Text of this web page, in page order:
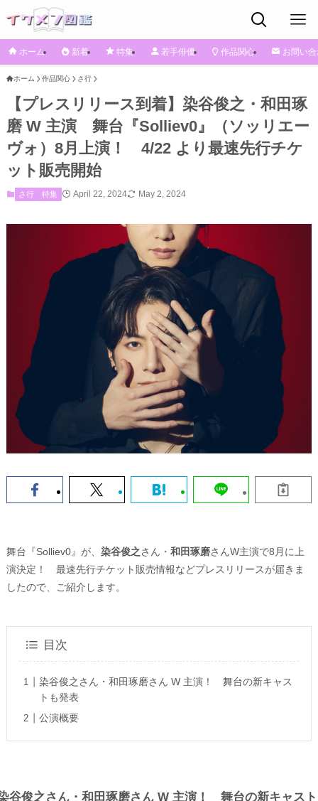
ホーム 新着 特集 若手俳優 作品関心 お問い
ホーム 作品関心 さ行
【プレスリリース到着】染谷俊之・和田琢
磨 W 主演 舞台『Solliev0』（ソッリエー
ヴォ）8月上演！ 4/22 より最速先行チケ
ット販売開始
さ行 特集 April 22, 2024 May 2, 2024
舞台『Solliev0』が、 染谷俊之さん・ 和田琢磨さんW主演で8月に上
演決定！ 最速先行チケット販売情報などプレスリリースが届きま
したので、ご紹介します。
目次
染谷俊之さん・和田琢磨さん W 主演！ 舞台の新キャス
トも発表
公演概要
谷俊之さん・ 和田琢磨さん W 主演！ 舞台の新キャスト